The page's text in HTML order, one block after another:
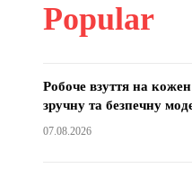
Popular
Робоче взуття на
зручну та безпечну
07.08.2026